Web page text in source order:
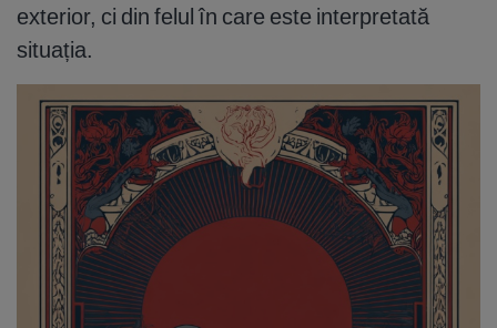
exterior, ci din felul în care este interpretată
situația.